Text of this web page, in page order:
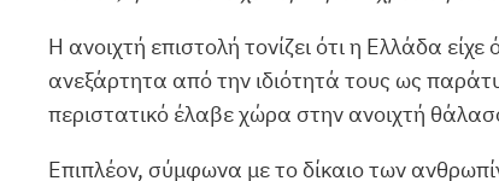
Η ανοιχτή επιστολή τονίζει ότι η Ελλάδα
ανεξάρτητα από την ιδιότητά τους ως
περιστατικό έλαβε χώρα στην ανοιχτή
Επιπλέον, σύμφωνα με το δίκαιο των